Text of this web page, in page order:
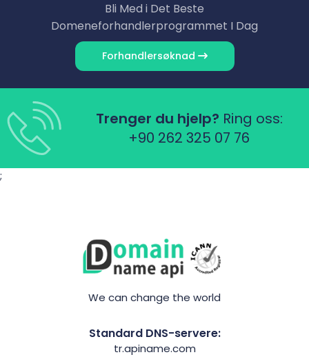
Bli Med i Det Beste
Domene­forhandlerprogrammet I Dag
Forhandler­søknad
Trenger du hjelp? Ring oss:
+90 262 325 07 76
;
We can change the world
Standard DNS-servere:
tr.apiname.com